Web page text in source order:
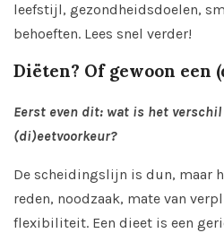
leefstijl, gezondheidsdoelen,
behoeften. Lees snel verder!
Diëten? Of gewoon een
Eerst even dit: wat is het
(di)eetvoorkeur?
De scheidingslijn is dun, maar
reden, noodzaak, mate van
flexibiliteit. Een dieet is een